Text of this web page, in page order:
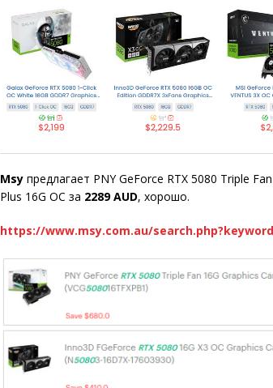
Msy предлагает PNY GeForce RTX 5080 Triple
Plus 16G OC за 2289 AUD, хорошо.
https://www.msy.com.au/